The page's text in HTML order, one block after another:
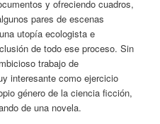
y ofreciendo cuadros,
pares de escenas
utopía ecologista e
de todo ese proceso. Sin
trabajo de
interesante como ejercicio
género de la ciencia ficción,
de una novela.